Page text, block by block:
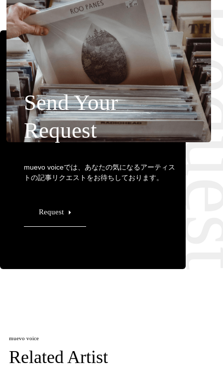
Send Your
Request
muevo voiceでは、あなたの気になるアーティス
トの記事リクエストをお待ちしております。
Request
muevo voice
Related Artist